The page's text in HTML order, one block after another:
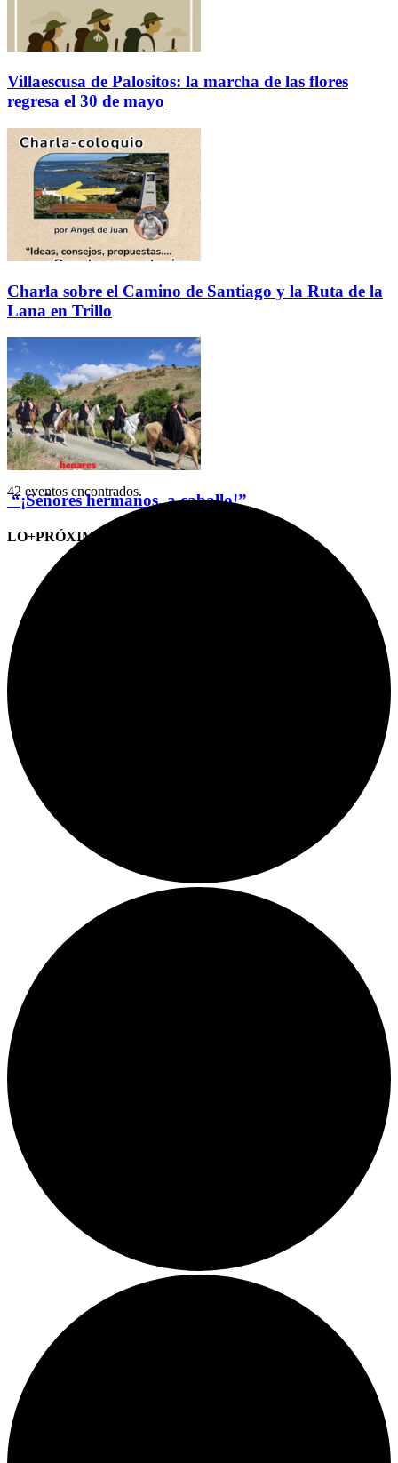
Villaescusa de Palositos: la marcha de las flores
regresa el 30 de mayo
Charla sobre el Camino de Santiago y la Ruta de la
Lana en Trillo
“¡Señores hermanos, a caballo!”
LO+PRÓXIMO (CITAS)
42 eventos encontrados.